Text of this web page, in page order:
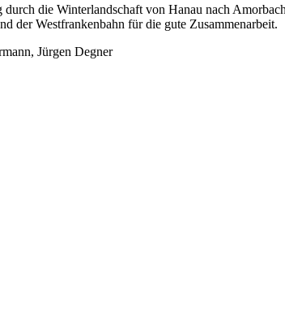
die Winterlandschaft von Hanau nach
der Westfrankenbahn für die gute Zusammenarbeit.
Jürgen Degner